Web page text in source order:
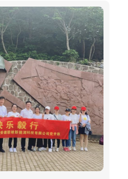
dentro de um
integrando racks
de Gerenciamento de
de energia,
incêndio e
único pacote
play" reduz
e o tempo de
de Bateria de Lítio
está a bateria de lítio
da SUNROVER,
comerciais e industriais
passa por um